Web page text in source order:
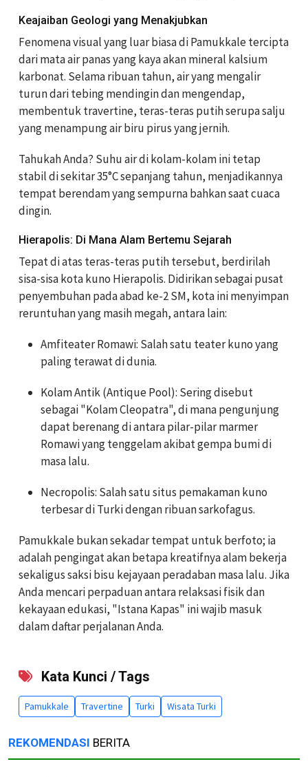
Keajaiban Geologi yang Menakjubkan
Fenomena visual yang luar biasa di Pamukkale tercipta
dari mata air panas yang kaya akan mineral kalsium
karbonat. Selama ribuan tahun, air yang mengalir
turun dari tebing mendingin dan mengendap,
membentuk travertine, teras-teras putih serupa salju
yang menampung air biru pirus yang jernih.
Tahukah Anda? Suhu air di kolam-kolam ini tetap
stabil di sekitar 35°C sepanjang tahun, menjadikannya
tempat berendam yang sempurna bahkan saat cuaca
dingin.
Hierapolis: Di Mana Alam Bertemu Sejarah
Tepat di atas teras-teras putih tersebut, berdirilah
sisa-sisa kota kuno Hierapolis. Didirikan sebagai pusat
penyembuhan pada abad ke-2 SM, kota ini menyimpan
reruntuhan yang masih megah, antara lain:
Amfiteater Romawi: Salah satu teater kuno yang
paling terawat di dunia.
Kolam Antik (Antique Pool): Sering disebut
sebagai "Kolam Cleopatra", di mana pengunjung
dapat berenang di antara pilar-pilar marmer
Romawi yang tenggelam akibat gempa bumi di
masa lalu.
Necropolis: Salah satu situs pemakaman kuno
terbesar di Turki dengan ribuan sarkofagus.
Pamukkale bukan sekadar tempat untuk berfoto; ia
adalah pengingat akan betapa kreatifnya alam bekerja
sekaligus saksi bisu kejayaan peradaban masa lalu. Jika
Anda mencari perpaduan antara relaksasi fisik dan
kekayaan edukasi, "Istana Kapas" ini wajib masuk
dalam daftar perjalanan Anda.
Kata Kunci / Tags
Pamukkale Travertine Turki Wisata Turki
REKOMENDASI BERITA